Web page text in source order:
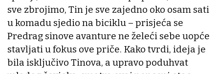
sve zbrojimo, Tin je sve zajedno oko osam sati
u komadu sjedio na biciklu – prisjeća se
Predrag sinove avanture ne želeći sebe uopće
stavljati u fokus ove priče. Kako tvrdi, ideja je
bila isključivo Tinova, a upravo poduhvat